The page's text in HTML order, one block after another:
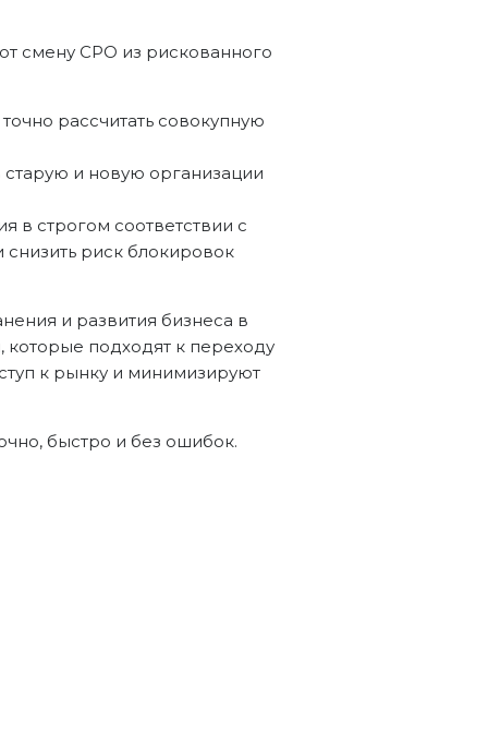
смену СРО из рискованного
рассчитать совокупную
и новую организации
в строгом соответствии с
риск блокировок
и развития бизнеса в
которые подходят к переходу
к рынку и минимизируют
быстро и без ошибок.